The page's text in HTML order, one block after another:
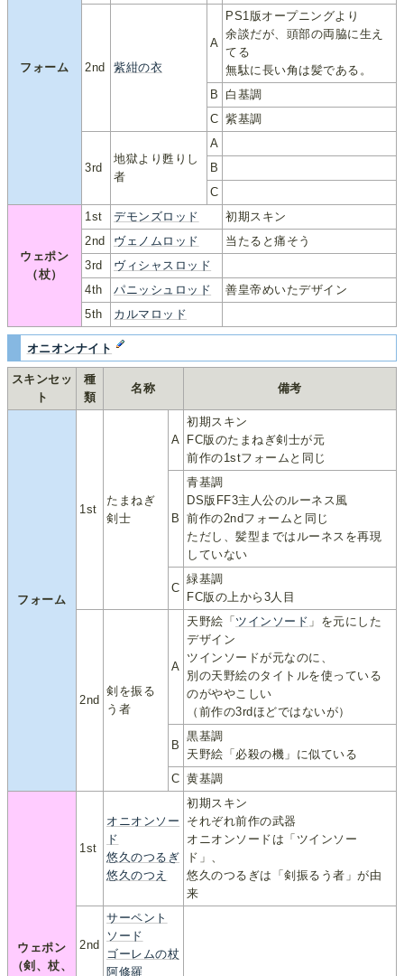
フォーム 2nd 紫紺の衣
A
PS1版オープニングより
余談だが、頭部の両脇に生え
てる
無駄に長い角は髪である。
B
白基調
C 紫基調
3rd
地獄より甦りし
者
A
B
C
ウェポン
（杖）
1st デモンズロッド
初期スキン
2nd
ヴェノムロッド
当たると痛そう
3rd
ヴィシャスロッド
4th
パニッシュロッド
善皇帝めいたデザイン
5th
カルマロッド
オニオンナイト
スキンセッ
ト
種
類
名称 備考
フォーム
1st
たまねぎ
剣士
A
初期スキン
FC版のたまねぎ剣士が元
前作の1stフォームと同じ
B
青基調
DS版FF3主人公のルーネス風
前作の2ndフォームと同じ
ただし、髪型まではルーネスを再現
していない
C
緑基調
FC版の上から3人目
2nd
剣を振る
う者
A
天野絵「 ツインソード 」を元にした
デザイン
ツインソードが元なのに、
別の天野絵のタイトルを使っている
のがややこしい
（前作の3rdほどではないが）
B
黒基調
天野絵「必殺の機」に似ている
C 黄基調
ウェポン
（剣、杖、
1st
オニオンソー
ド
悠久のつるぎ
悠久のつえ
初期スキン
それぞれ前作の武器
オニオンソードは「ツインソー
ド」、
悠久のつるぎは「剣振るう者」が由
来
2nd
サーペント
ソード
ゴーレムの杖
阿修羅